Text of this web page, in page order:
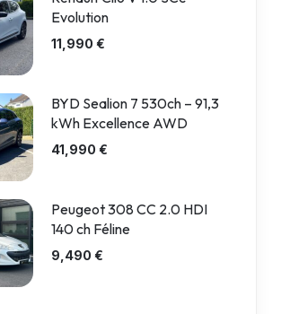
Evolution
11,990 €
BYD Sealion 7 530ch – 91,3
kWh Excellence AWD
41,990 €
Peugeot 308 CC 2.0 HDI
140 ch Féline
9,490 €